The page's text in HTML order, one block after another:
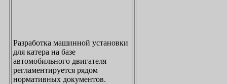
Разработка машинной установки
для катера на базе
автомобильного двигателя
регламентируется рядом
нормативных документов.